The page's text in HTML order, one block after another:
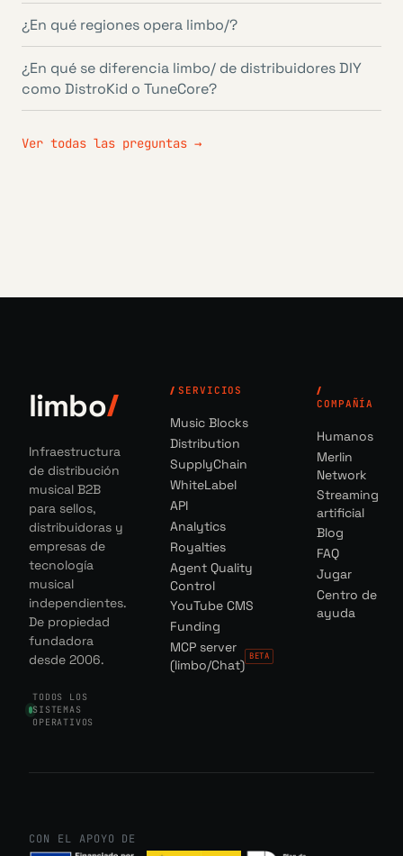
¿En qué regiones opera limbo/?
¿En qué se diferencia limbo/ de distribuidores DIY
como DistroKid o TuneCore?
Ver todas las preguntas →
limbo
Infraestructura
de distribución
musical B2B
para sellos,
distribuidoras y
empresas de
tecnología
musical
independientes.
De propiedad
fundadora
desde 2006.
TODOS LOS
SISTEMAS
OPERATIVOS
SERVICIOS
Music Blocks
Distribution
SupplyChain
WhiteLabel
API
Analytics
Royalties
Agent Quality
Control
YouTube CMS
Funding
MCP server
(limbo/Chat)
BETA
COMPAÑÍA
Humanos
Merlin
Network
Streaming
artificial
Blog
FAQ
Jugar
Centro de
ayuda
CON EL APOYO DE